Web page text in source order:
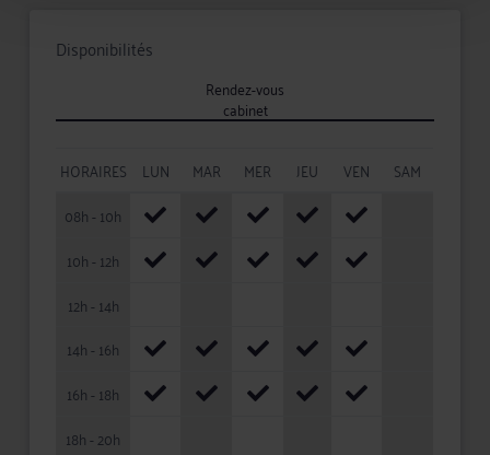
Disponibilités
Rendez-vous
cabinet
HORAIRES LUN MAR MER JEU VEN
SAM
08h - 10h
10h - 12h
12h - 14h
14h - 16h
16h - 18h
18h - 20h